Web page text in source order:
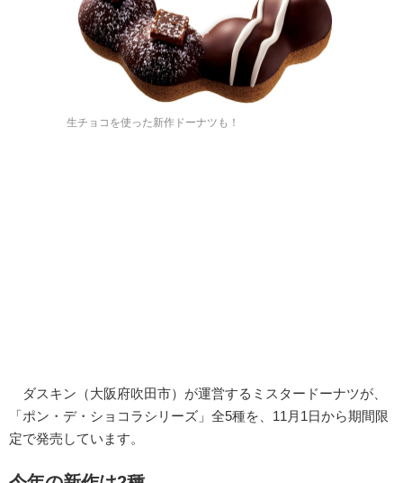
生チョコを使った新作ドーナツも！
ダスキン（大阪府吹田市）が運営するミスタードーナツが、
「ポン・デ・ショコラシリーズ」全5種を、11月1日から期間限
定で発売しています。